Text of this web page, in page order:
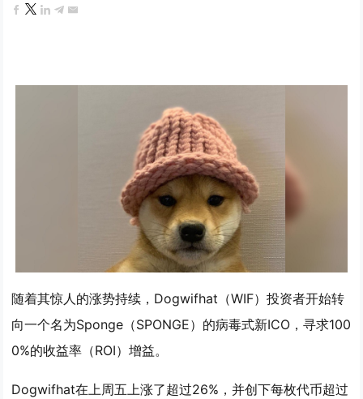
随着其惊人的涨势持续，Dogwifhat（WIF）投资者开始转
向一个名为Sponge（SPONGE）的病毒式新ICO，寻求100
0%的收益率（ROI）增益。
Dogwifhat在上周五上涨了超过26%，并创下每枚代币超过